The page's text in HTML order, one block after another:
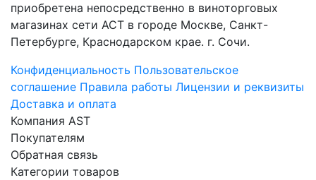
приобретена непосредственно в виноторговых
магазинах сети АСТ в городе Москве, Санкт-
Петербурге, Краснодарском крае. г. Сочи.
Конфиденциальность Пользовательское
соглашение Правила работы Лицензии и реквизиты
Доставка и оплата
Компания AST
Покупателям
Обратная связь
Категории товаров